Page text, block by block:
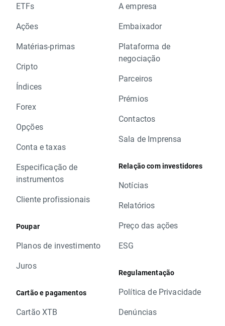
ETFs
Ações
Matérias-primas
Cripto
Índices
Forex
Opções
Conta e taxas
Especificação de
instrumentos
Cliente profissionais
Poupar
Planos de investimento
Juros
Cartão e pagamentos
Cartão XTB
A empresa
Embaixador
Plataforma de
negociação
Parceiros
Prémios
Contactos
Sala de Imprensa
Relação com investidores
Notícias
Relatórios
Preço das ações
ESG
Regulamentação
Política de Privacidade
Denúncias